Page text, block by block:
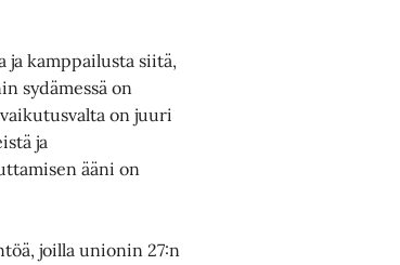
ja kamppailusta siitä,
sydämessä on
on juuri
ja
ääni on
joilla unionin 27:n